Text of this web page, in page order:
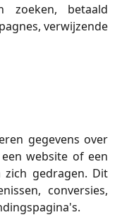
zoeken, betaald
verwijzende
gegevens over
website of een
zich gedragen. Dit
conversies,